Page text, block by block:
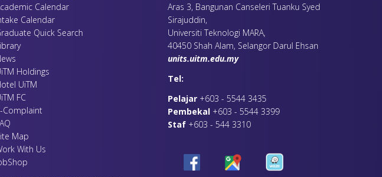
Calendar
Calendar
Quick Search
Holdings
UiTM
FC
Complaint
Map
With Us
Aras 3, Bangunan Canseleri Tuanku Syed
Sirajuddin,
Universiti Teknologi MARA,
40450 Shah Alam, Selangor Darul Ehsan
units.uitm.edu.my
Tel:
Pelajar +603 - 5544 3435
Pembekal +603 - 5544 3399
Staf +603 - 544 3310